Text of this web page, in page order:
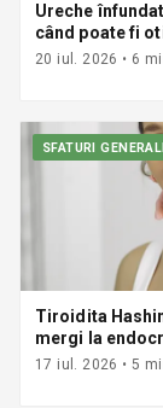
Ureche
când poate fi
20 iul. 2026 • 6
SFATURI
Tiroidita
mergi la
17 iul. 2026 •5